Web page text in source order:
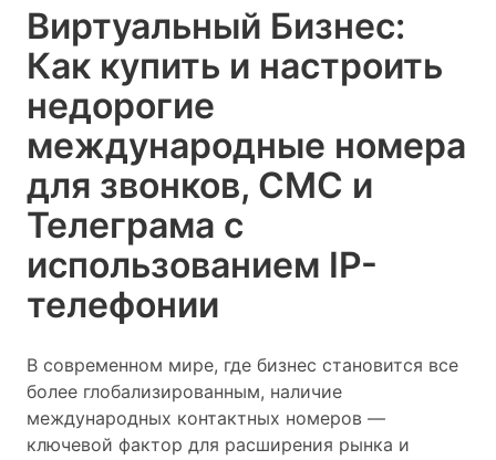
Виртуальный Бизнес:
Как купить и настроить
недорогие
международные номера
для звонков, СМС и
Телеграма с
использованием IP-
телефонии
В современном мире, где бизнес становится все
более глобализированным, наличие
международных контактных номеров —
ключевой фактор для расширения рынка и